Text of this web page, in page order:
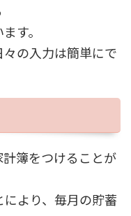
す。
の入力は簡単にで
簿をつけることが
より、毎月の貯蓄